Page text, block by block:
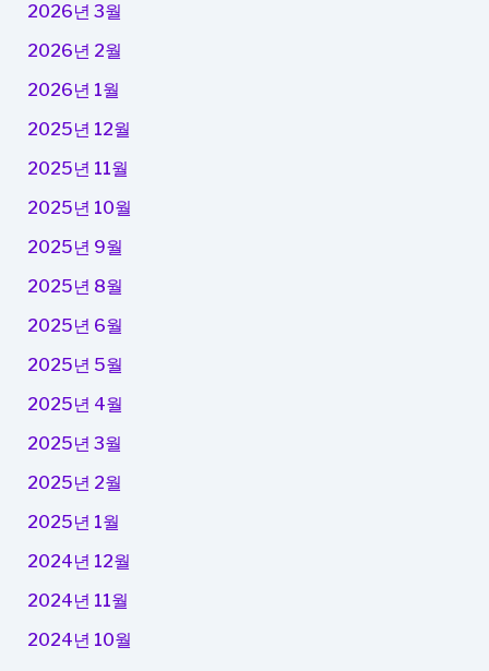
2026년 3월
2026년 2월
2026년 1월
2025년 12월
2025년 11월
2025년 10월
2025년 9월
2025년 8월
2025년 6월
2025년 5월
2025년 4월
2025년 3월
2025년 2월
2025년 1월
2024년 12월
2024년 11월
2024년 10월